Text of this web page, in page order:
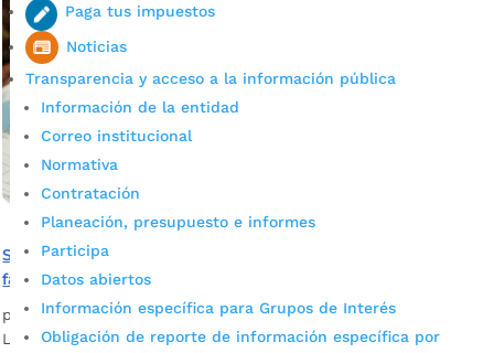
Paga tus impuestos
Noticias
Transparencia y acceso a la información pública
Información de la entidad
Correo institucional
Normativa
Contratación
Planeación, presupuesto e informes
Participa
Datos abiertos
Información específica para Grupos de Interés
Obligación de reporte de información específica por
Si necesita un certificado de defunción para una persona
fallecida en calle, así lo puede solicitar
por Darlin Ramírez Leiva|Sep 30, 2023| Noticias
La muerte es un tema del que no a mucha gente le interesa